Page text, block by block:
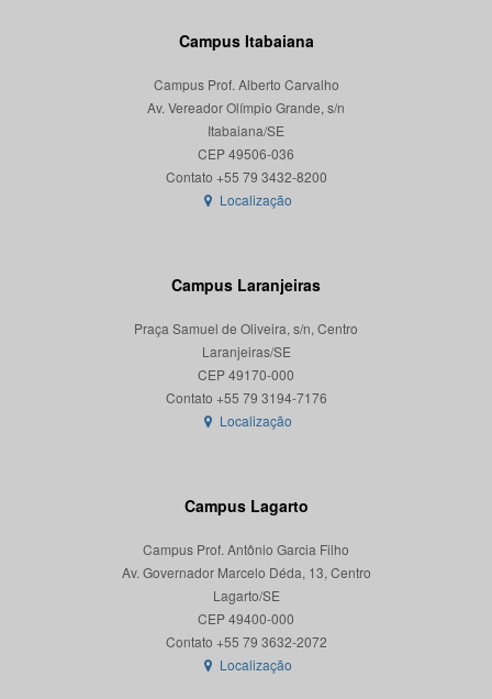
Campus Itabaiana
Campus Prof. Alberto Carvalho
Av. Vereador Olímpio Grande, s/n
Itabaiana/SE
CEP 49506-036
Localização
Campus Laranjeiras
Praça Samuel de Oliveira, s/n, Centro
Laranjeiras/SE
CEP 49170-000
Localização
Campus Lagarto
Campus Prof. Antônio Garcia Filho
Av. Governador Marcelo Déda, 13, Centro
Lagarto/SE
CEP 49400-000
Localização